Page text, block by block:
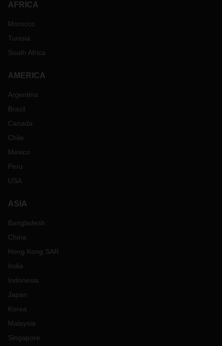
AFRICA
Morocco
Tunisia
South Africa
AMERICA
Argentina
Brazil
Canada
Chile
Mexico
Peru
USA
ASIA
Bangladesh
China
Hong Kong SAR
India
Indonesia
Japan
Korea
Malaysia
Singapore